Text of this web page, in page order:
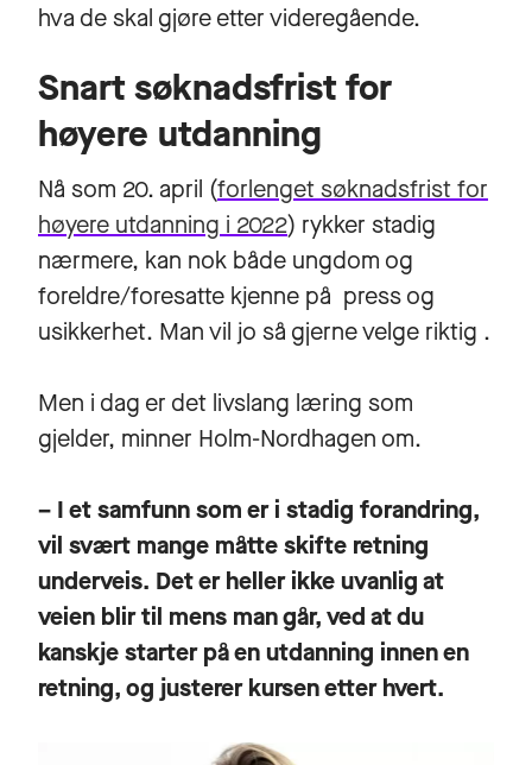
hva de skal gjøre etter videregående.
Snart søknadsfrist for
høyere utdanning
Nå som 20. april (forlenget søknadsfrist for
høyere utdanning i 2022) rykker stadig
nærmere, kan nok både ungdom og
foreldre/foresatte kjenne på press og
usikkerhet. Man vil jo så gjerne velge riktig .
Men i dag er det livslang læring som
gjelder, minner Holm-Nordhagen om.
– I et samfunn som er i stadig forandring,
vil svært mange måtte skifte retning
underveis. Det er heller ikke uvanlig at
veien blir til mens man går, ved at du
kanskje starter på en utdanning innen en
retning, og justerer kursen etter hvert.